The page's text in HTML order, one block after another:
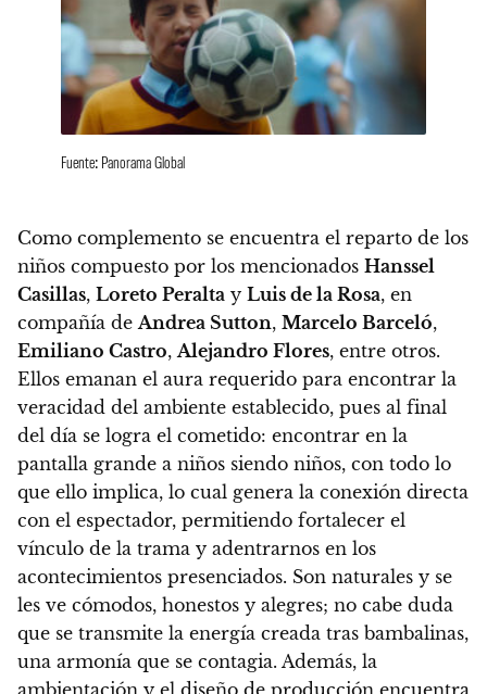
Fuente: Panorama Global
Como complemento se encuentra el reparto de los
niños compuesto por los mencionados Hanssel
Casillas, Loreto Peralta y Luis de la Rosa, en
compañía de Andrea Sutton, Marcelo Barceló,
Emiliano Castro, Alejandro Flores, entre otros.
Ellos emanan el aura requerido para encontrar la
veracidad del ambiente establecido, pues al final
del día se logra el cometido: encontrar en la
pantalla grande a niños siendo niños, con todo lo
que ello implica, lo cual genera la conexión directa
con el espectador, permitiendo fortalecer el
vínculo de la trama y adentrarnos en los
acontecimientos presenciados. Son naturales y se
les ve cómodos, honestos y alegres; no cabe duda
que se transmite la energía creada tras bambalinas,
una armonía que se contagia. Además, la
ambientación y el diseño de producción encuentra